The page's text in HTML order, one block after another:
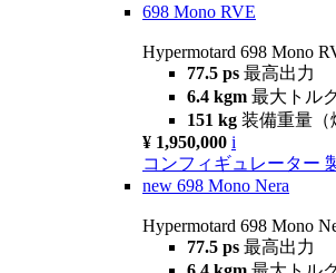
698 Mono RVE
Hypermotard 698 Mono
77.5 ps 最高出力
6.4 kgm 最大トル
151 kg 装備重量（
¥ 1,950,000 i
コンフィギュレーター
new 698 Mono Nera
Hypermotard 698 Mono
77.5 ps 最高出力